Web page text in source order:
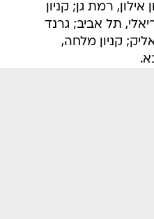
רמת גן; קניון
תל אביב; גרנד
קניון מלחה,